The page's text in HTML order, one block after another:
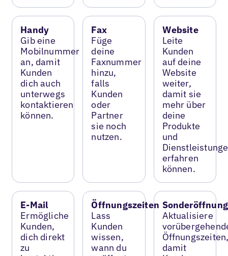
Handy
Gib eine
Mobilnummer
an, damit
Kunden
dich auch
unterwegs
kontaktieren
können.
Fax
Füge
deine
Faxnummer
hinzu,
falls
Kunden
oder
Partner
sie noch
nutzen.
Website
Leite
Kunden
auf deine
Website
weiter,
damit sie
mehr über
deine
Produkte
und
erfahren
können.
E-Mail
Ermögliche
Kunden,
dich direkt
zu
Öffnungszeiten
Lass
Kunden
wissen,
wann du
Aktualisiere
damit